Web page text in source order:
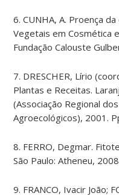
6. CUNHA, A. Proença
Vegetais em Cosmética
Fundação Calouste
7. DRESCHER, Lírio
Plantas e Receitas.
(Associação Regional
Agroecológicos), 2001.
8. FERRO, Degmar.
São Paulo: Atheneu,
9. FRANCO, Ivacir João;